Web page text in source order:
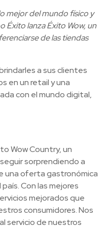
mejor del mundo físico y
Éxito lanza Éxito Wow, un
de las tiendas
a sus clientes
en un retail y una
con el mundo digital,
Wow Country, un
sorprendiendo a
una oferta gastronómica
Con las mejores
mejorados que
consumidores. Nos
servicio de nuestros